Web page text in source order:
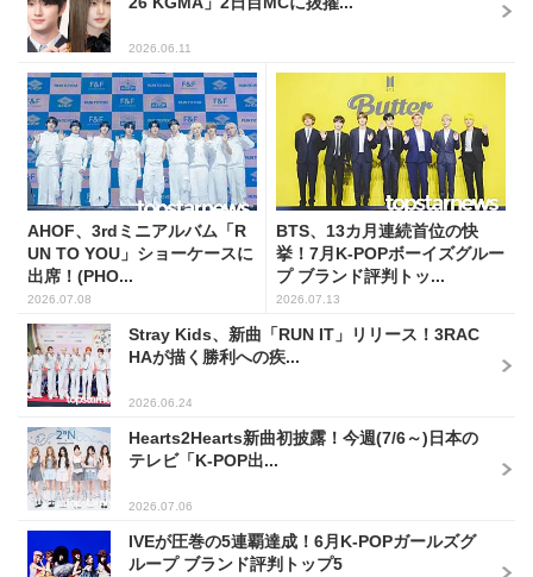
2026.06.11
AHOF、3rdミニアルバム「R
UN TO YOU」ショーケースに
出席！(PHO...
2026.07.08
BTS、13カ月連続首位の快
挙！7月K-POPボーイズグルー
プ ブランド評判トッ...
2026.07.13
Stray Kids、新曲「RUN IT」リリース！3RAC
HAが描く勝利への疾...
2026.06.24
Hearts2Hearts新曲初披露！今週(7/6～)日本の
テレビ「K-POP出...
2026.07.06
IVEが圧巻の5連覇達成！6月K-POPガールズグ
ループ ブランド評判トップ5